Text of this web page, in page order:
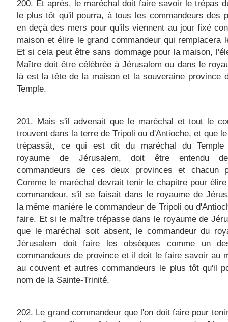
200. Et après, le maréchal doit faire savoir le trépas
le plus tôt qu'il pourra, à tous les commandeurs des
en deçà des mers pour qu'ils viennent au jour fixé
maison et élire le grand commandeur qui remplacera
Et si cela peut être sans dommage pour la maison,
Maître doit être célébrée à Jérusalem ou dans le
là est la tête de la maison et la souveraine province
Temple.
201. Mais s'il advenait que le maréchal et tout le
trouvent dans la terre de Tripoli ou d'Antioche, et que
trépassât, ce qui est dit du maréchal du
royaume de Jérusalem, doit être entendu
commandeurs de ces deux provinces et chacun
Comme le maréchal devrait tenir le chapitre pour
commandeur, s'il se faisait dans le royaume de
la même manière le commandeur de Tripoli ou
faire. Et si le maître trépasse dans le royaume de
que le maréchal soit absent, le commandeur du
Jérusalem doit faire les obsèques comme un
commandeurs de province et il doit le faire savoir au
au couvent et autres commandeurs le plus tôt qu'il
nom de la Sainte-Trinité.
202. Le grand commandeur que l'on doit faire pour